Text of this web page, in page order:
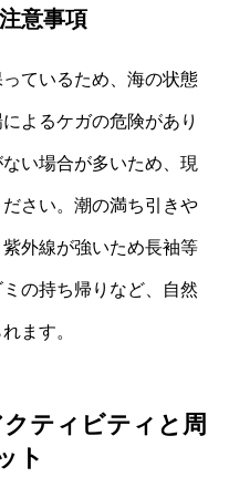
意事項
ているため、海の状態
よるケガの危険があり
い場合が多いため、現
さい。潮の満ち引きや
外線が強いため長袖等
の持ち帰りなど、自然
ます。
ティビティと周
ト